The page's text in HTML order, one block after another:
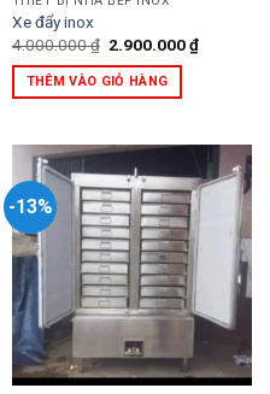
₫.
Xe đẩy inox
4.000.000₫ Giá
là:
4.000.000 ₫.
2.900.000₫Giá
hiện
THÊM VÀO GIỎ HÀNG
-13%